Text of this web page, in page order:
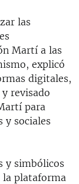
las
Martí a las
explicó
digitales,
revisado
para
y sociales
y simbólicos
la plataforma